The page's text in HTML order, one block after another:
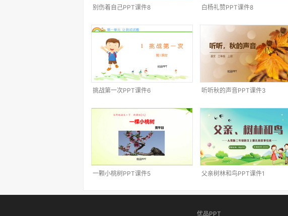
别伤着自己PPT课件8 白杨礼赞PPT课件8
挑战第一次PPT课件6 听听秋的声音PPT课件3
一颗小桃树PPT课件5 父亲树林和鸟PPT课件1
优品PPT